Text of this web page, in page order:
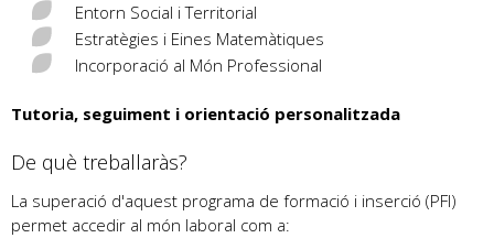
Entorn Social i Territorial
Estratègies i Eines Matemàtiques
Incorporació al Món Professional
Tutoria, seguiment i orientació personalitzada
De què treballaràs?
La superació d'aquest programa de formació i inserció (PFI)
permet accedir al món laboral com a: